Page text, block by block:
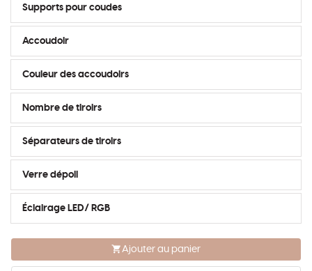
Supports pour coudes
Accoudoir
Couleur des accoudoirs
Nombre de tiroirs
Séparateurs de tiroirs
Verre dépoli
Éclairage LED/ RGB
Ajouter au panier